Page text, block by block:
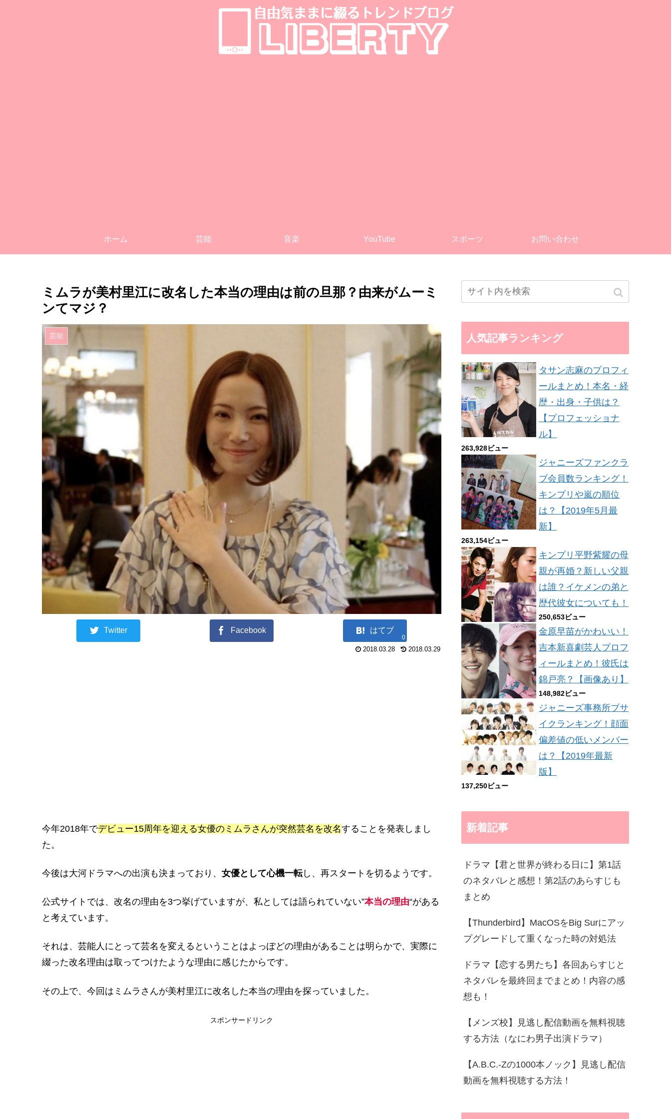
ホーム 芸能 音楽 YouTube スポーツ お問い合わせ
ミムラが美村里江に改名した本当の理由は前の旦那？由来がムーミ
ンてマジ？
芸能
Twitter Facebook はてブ
0
2018.03.29
2018.03.28
今年2018年でデビュー15周年を迎える女優のミムラさんが突然芸名を改名することを発表しまし
た。
今後は大河ドラマへの出演も決まっており、 女優として心機一転し、再スタートを切るようです。
公式サイトでは、改名の理由を3つ挙げていますが、私としては語られていない”本当の理由“がある
と考えています。
それは、芸能人にとって芸名を変えるということはよっぽどの理由があることは明らかで、実際に
綴った改名理由は取ってつけたような理由に感じたからです。
その上で、今回はミムラさんが美村里江に改名した本当の理由を探っていました。
スポンサードリンク
人気記事ランキング
タサン志麻のプロフィ
ールまとめ！本名・経
歴・出身・子供は？
【プロフェッショナ
ル】
263,928ビュー
ジャニーズファンクラ
ブ会員数ランキング！
キンプリや嵐の順位
は？【2019年5月最
新】
263,154ビュー
キンプリ平野紫耀の母
親が再婚？新しい父親
は誰？イケメンの弟と
歴代彼女についても！
250,653ビュー
金原早苗がかわいい！
吉本新喜劇芸人プロフ
ィールまとめ！彼氏は
錦戸亮？【画像あり】
148,982ビュー
ジャニーズ事務所ブサ
イクランキング！顔面
偏差値の低いメンバー
は？【2019年最新
版】
137,250ビュー
新着記事
ドラマ【君と世界が終わる日に】第1話
のネタバレと感想！第2話のあらすじも
まとめ
【Thunderbird】MacOSをBig Surにアッ
プグレードして重くなった時の対処法
ドラマ【恋する男たち】各回あらすじと
ネタバレを最終回までまとめ！内容の感
想も！
【メンズ校】見逃し配信動画を無料視聴
する方法（なにわ男子出演ドラマ）
【A.B.C.-Zの1000本ノック】見逃し配信
動画を無料視聴する方法！